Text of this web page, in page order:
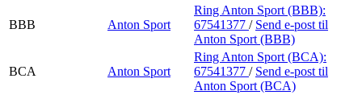
BBB Anton Sport
Ring Anton Sport (BBB):
67541377 / Send e-post til
Anton Sport (BBB)
BCA Anton Sport
Ring Anton Sport (BCA):
67541377 / Send e-post til
Anton Sport (BCA)